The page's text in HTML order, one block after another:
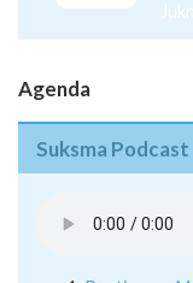
Agenda
Suksma Podcast